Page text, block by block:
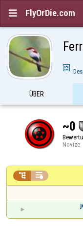
 FlyOrDie.com
ÜBER
~0
Novize
 